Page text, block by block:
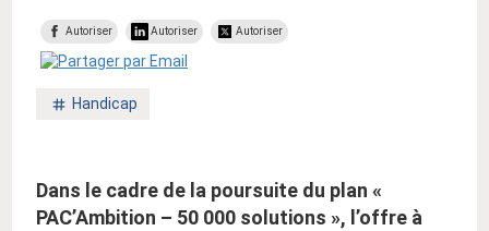
Autoriser Autoriser Autoriser
Mot
Handicap
Dans le cadre de la poursuite du plan «
PAC’Ambition – 50 000 solutions », l’offre à